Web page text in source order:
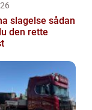
sådan
den rette